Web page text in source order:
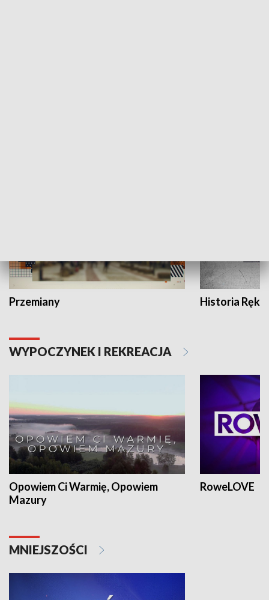
Przemiany Historia Ręką
WYPOCZYNEK I REKREACJA
Opowiem Ci Warmię, Opowiem
Mazury
RoweLOVE
MNIEJSZOŚCI